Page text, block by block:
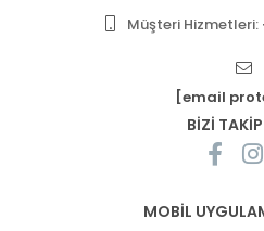
Müşteri Hizmetleri:
[email
BİZİ
MOBİL